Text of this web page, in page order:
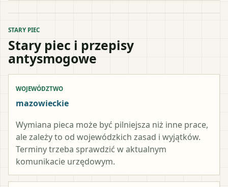
STARY PIEC
Stary piec i przepisy
antysmogowe
WOJEWÓDZTWO
mazowieckie
Wymiana pieca może być pilniejsza niż inne prace,
ale zależy to od wojewódzkich zasad i wyjątków.
Terminy trzeba sprawdzić w aktualnym
komunikacie urzędowym.